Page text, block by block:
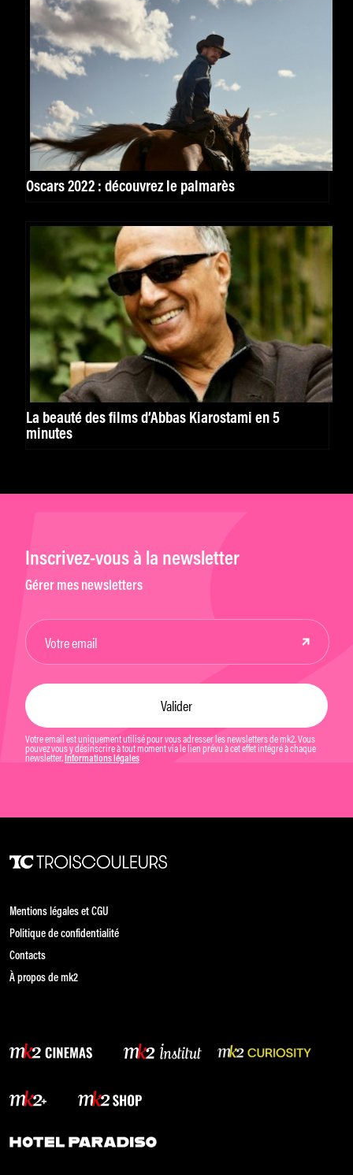
Oscars 2022 : découvrez le palmarès
La beauté des films d’Abbas Kiarostami en 5
minutes
Inscrivez-vous à la newsletter
Gérer mes newsletters
Votre email est uniquement utilisé pour vous adresser les newsletters de mk2. Vous
pouvez vous y désinscrire à tout moment via le lien prévu à cet effet intégré à chaque
newsletter. Informations légales
Mentions légales et CGU
Politique de confidentialité
Contacts
À propos de mk2